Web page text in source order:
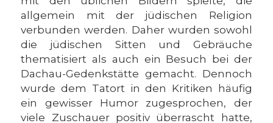
allgemein mit der jüdischen Religion
verbunden werden. Daher wurden sowohl
die jüdischen Sitten und Gebräuche
thematisiert als auch ein Besuch bei der
Dachau-Gedenkstätte gemacht. Dennoch
wurde dem Tatort in den Kritiken häufig
ein gewisser Humor zugesprochen, der
viele Zuschauer positiv überrascht hatte,